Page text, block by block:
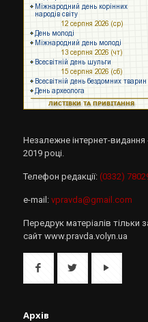
Незалежне інтернет-
2019 році.
Телефон редакції: (0332)
e-mail: vpravda@gmail.com
Передрук матеріалів тільки
сайт www.pravda.volyn.ua
Архів